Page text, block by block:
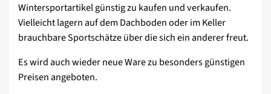
Wintersportartikel günstig zu kaufen und verkaufen.
Vielleicht lagern auf dem Dachboden oder im Keller
brauchbare Sportschätze über die sich ein anderer freut.
Es wird auch wieder neue Ware zu besonders günstigen
Preisen angeboten.